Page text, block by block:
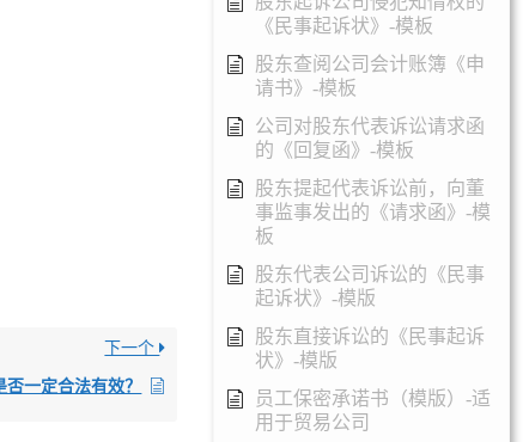
下一个
一定合法有效？
《民事起诉状》-模板
股东查阅公司会计账簿《申
请书》-模板
公司对股东代表诉讼请求函
的《回复函》-模板
股东提起代表诉讼前，向董
事监事发出的《请求函》-模
板
股东代表公司诉讼的《民事
起诉状》-模版
股东直接诉讼的《民事起诉
状》-模版
员工保密承诺书（模版）-适
用于贸易公司